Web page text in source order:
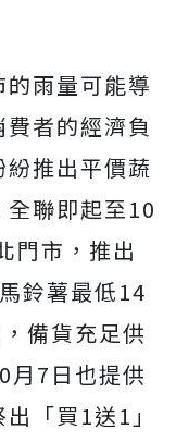
雨量可能導
者的經濟負
推出平價蔬
全聯即起至10
門市，推出
鈴薯最低14
備貨充足供
月7日也提供
「買1送1」